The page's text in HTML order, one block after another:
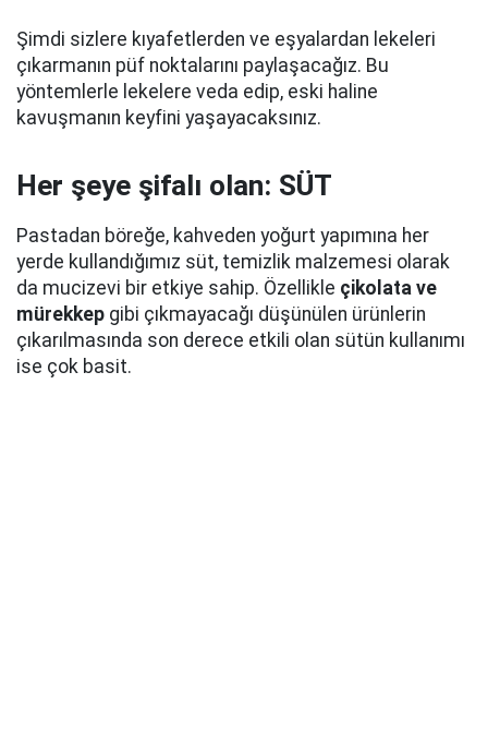
Şimdi sizlere kıyafetlerden ve eşyalardan lekeleri
çıkarmanın püf noktalarını paylaşacağız. Bu
yöntemlerle lekelere veda edip, eski haline
kavuşmanın keyfini yaşayacaksınız.
Her şeye şifalı olan: SÜT
Pastadan böreğe, kahveden yoğurt yapımına her
yerde kullandığımız süt, temizlik malzemesi olarak
da mucizevi bir etkiye sahip. Özellikle çikolata ve
mürekkep gibi çıkmayacağı düşünülen ürünlerin
çıkarılmasında son derece etkili olan sütün kullanımı
ise çok basit.